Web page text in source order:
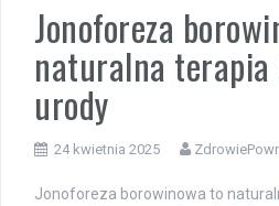
Jonoforeza
naturalna
urody
24 kwietnia 2025
Jonoforeza borowinowa to